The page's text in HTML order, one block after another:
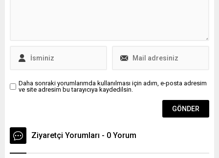
Daha sonraki yorumlarımda kullanılması için adım, e-posta adresim
ve site adresim bu tarayıcıya kaydedilsin.
Ziyaretçi Yorumları - 0 Yorum